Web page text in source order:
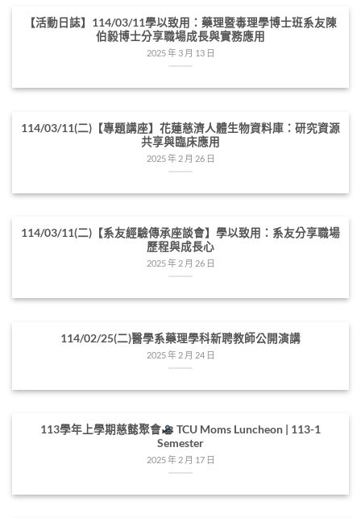
【活動日誌】114/03/11學以致用：藥理暨毒理學博士班系友陳
伯毅博士分享職場成長與實務應用
2025 年 3 月 13 日
114/03/11(二)【專題講座】花蓮慈濟人體生物資料庫：研究資源
共享與臨床應用
2025 年 2 月 26 日
114/03/11(二)【系友經驗傳承座談會】學以致用：系友分享職場
歷程與成長心
2025 年 2 月 26 日
114/02/25(二)醫學系藥理學科新聘教師公開演講
2025 年 2 月 24 日
113學年上學期慈懿聚會
TCU Moms Luncheon | 113-1
Semester
2025 年 2 月 17 日